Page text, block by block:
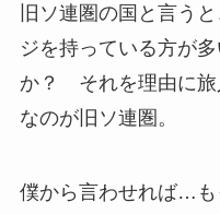
旧ソ連圏の国と言う
ジを持っている方が
か？ それを理由に旅
なのが旧ソ連圏。
僕から言わせれば…も